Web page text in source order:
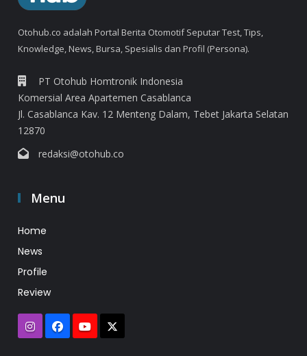
Otohub.co adalah Portal Berita Otomotif Seputar Test, Tips,
Knowledge, News, Bursa, Spesialis dan Profil (Persona).
PT Otohub Homtronik Indonesia
Komersial Area Apartemen Casablanca
Jl. Casablanca Kav. 12 Menteng Dalam, Tebet Jakarta Selatan
12870
redaksi@otohub.co
Menu
Home
News
Profile
Review